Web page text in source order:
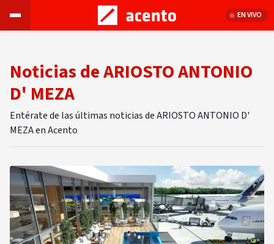
EN VIVO
Noticias de ARIOSTO ANTONIO
D' MEZA
Entérate de las últimas noticias de ARIOSTO ANTONIO D'
MEZA en Acento